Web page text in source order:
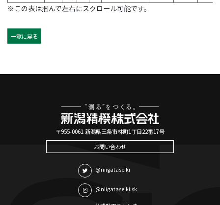
※この表は掴んで左右にスクロール可能です。
一覧に戻る
〒955-0061 新潟県三条市林町1丁目22番17号
お問い合わせ
@niigataseiki
@niigataseiki.sk